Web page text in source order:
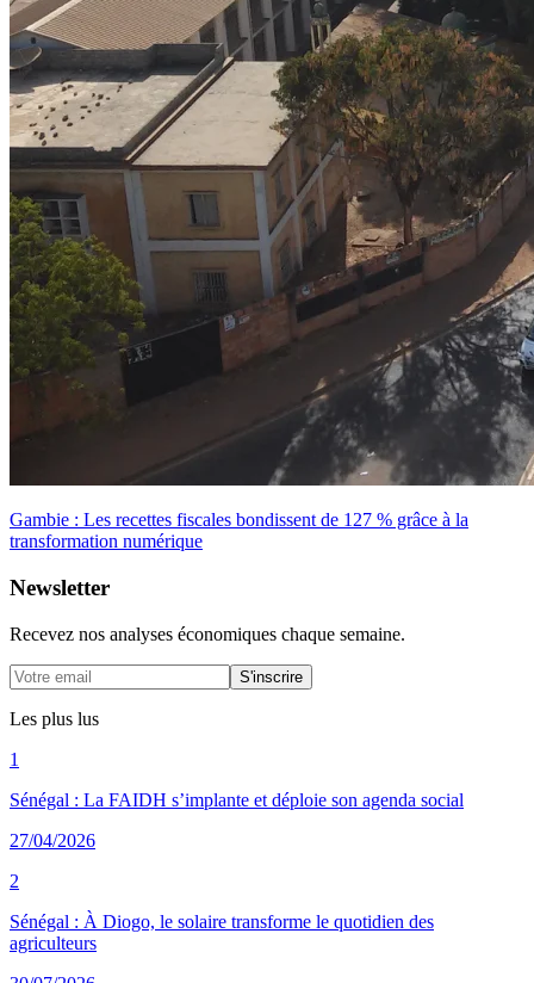
Gambie : Les recettes fiscales bondissent de 127 % grâce à la
transformation numérique
Newsletter
Recevez nos analyses économiques chaque semaine.
S'inscrire
Les plus lus
1
Sénégal : La FAIDH s’implante et déploie son agenda social
27/04/2026
2
Sénégal : À Diogo, le solaire transforme le quotidien des
agriculteurs